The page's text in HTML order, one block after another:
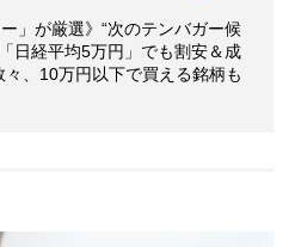
」が厳選》“次のテンバガー候
日経平均5万円」でも割安＆成
、10万円以下で買える銘柄も